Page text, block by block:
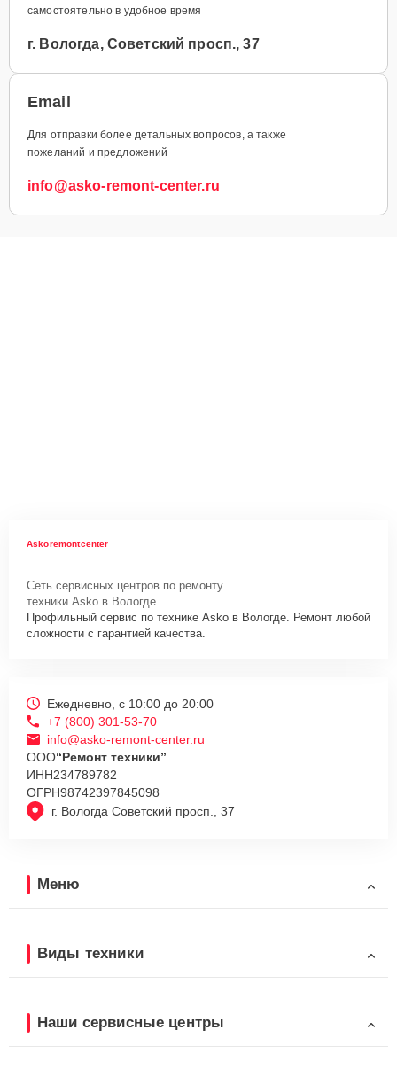
самостоятельно в удобное время
г. Вологда, Советский просп., 37
Email
Для отправки более детальных вопросов, а также
пожеланий и предложений
info@asko-remont-center.ru
Askoremontcenter
Сеть сервисных центров по ремонту
техники Asko в Вологде.
Профильный сервис по технике Asko в Вологде. Ремонт любой
сложности с гарантией качества.
г. Вологда Советский просп., 37
Ежедневно, с 10:00 до 20:00
+7 (800) 301-53-70
info@asko-remont-center.ru
ООО“Ремонт техники”
ИНН234789782
ОГРН98742397845098
Меню
Виды техники
Наши сервисные центры